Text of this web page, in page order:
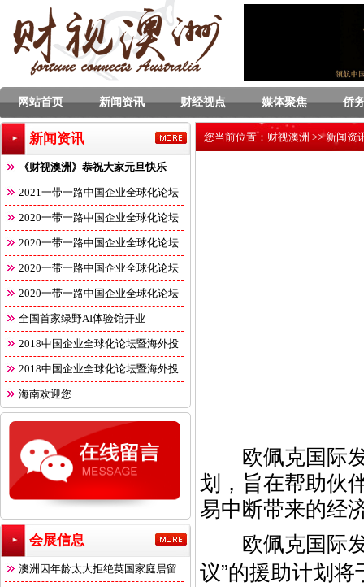
网站首页 新闻资讯 财经视点 媒体聚焦 侨
新闻资讯
《财视澳洲》恭祝大家元旦快乐
2021一带一路中国企业全球化论坛
2020一带一路中国企业全球化论坛
2020一带一路中国企业全球化论坛
2020一带一路中国企业全球化论坛
2020一带一路中国企业全球化论坛
全国首家绿野AI体验馆开业
2018中国企业全球化论坛暨海外投
2018中国企业全球化论坛暨海外投
海南欢迎您
会展信息
澳洲因年龄太大拒绝英国家庭居留
您当前位置： 财视澳洲 >>新闻资
欧佩克国际发
划，旨在帮助伙
易中断带来的经
欧佩克国际发
议”的援助计划